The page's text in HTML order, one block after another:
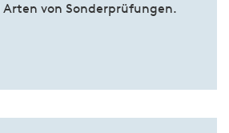
von Sonderprüfungen.